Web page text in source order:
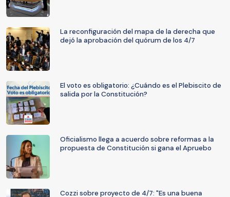
La reconfiguración del mapa de la derecha que
dejó la aprobación del quórum de los 4/7
El voto es obligatorio: ¿Cuándo es el Plebiscito de
salida por la Constitución?
Oficialismo llega a acuerdo sobre reformas a la
propuesta de Constitución si gana el Apruebo
Cozzi sobre proyecto de 4/7: "Es una buena